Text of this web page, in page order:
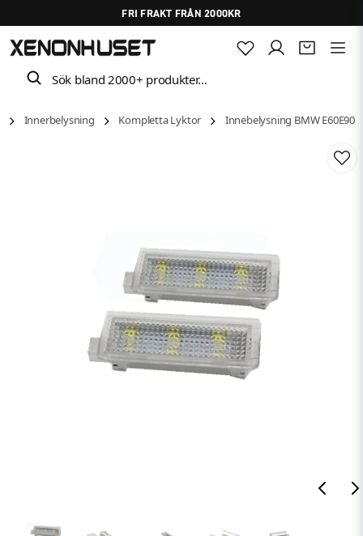
FRI FRAKT FRÅN 2000KR
Sök bland 2000+ produkter…
Innerbelysning Kompletta Lyktor Innebelysning BMW E60E90